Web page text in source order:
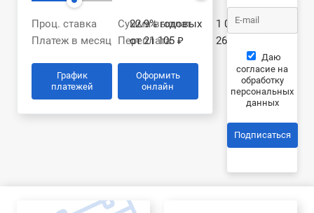
Проц. ставка
22.9% годовых
Платеж в месяц
от 21 105 ₽
Сумма выплат
1 008 021 ₽
Переплата
263 021 ₽
График
платежей
Оформить
онлайн
Даю
согласие на
обработку
персональных
данных
Подписаться